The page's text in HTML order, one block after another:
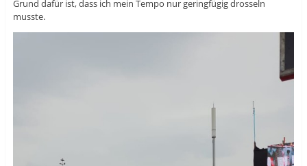
Grund dafür ist, dass ich mein Tempo nur geringfügig drosseln
musste.